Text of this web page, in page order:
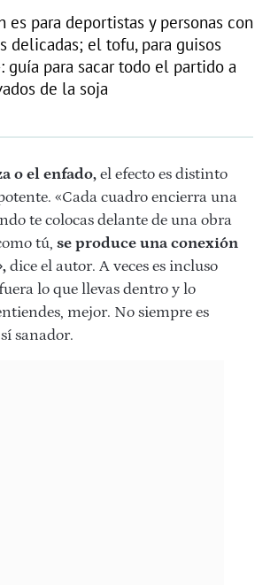
es para deportistas y personas con
delicadas; el tofu, para guisos
guía para sacar todo el partido a
de la soja
o el enfado, el efecto es distinto
«Cada cuadro encierra una
te colocas delante de una obra
tú, se produce una conexión
dice el autor. A veces es incluso
lo que llevas dentro y lo
mejor. No siempre es
sanador.